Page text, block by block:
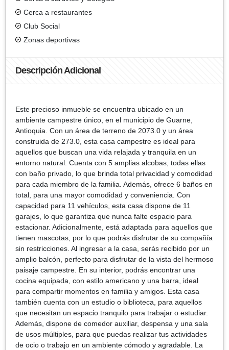
Cerca a restaurantes
Club Social
Zonas deportivas
Descripción Adicional
Este precioso inmueble se encuentra ubicado en un
ambiente campestre único, en el municipio de Guarne,
Antioquia. Con un área de terreno de 2073.0 y un área
construida de 273.0, esta casa campestre es ideal para
aquellos que buscan una vida relajada y tranquila en un
entorno natural. Cuenta con 5 amplias alcobas, todas ellas
con baño privado, lo que brinda total privacidad y comodidad
para cada miembro de la familia. Además, ofrece 6 baños en
total, para una mayor comodidad y conveniencia. Con
capacidad para 11 vehículos, esta casa dispone de 11
garajes, lo que garantiza que nunca falte espacio para
estacionar. Adicionalmente, está adaptada para aquellos que
tienen mascotas, por lo que podrás disfrutar de su compañía
sin restricciones. Al ingresar a la casa, serás recibido por un
amplio balcón, perfecto para disfrutar de la vista del hermoso
paisaje campestre. En su interior, podrás encontrar una
cocina equipada, con estilo americano y una barra, ideal
para compartir momentos en familia y amigos. Esta casa
también cuenta con un estudio o biblioteca, para aquellos
que necesitan un espacio tranquilo para trabajar o estudiar.
Además, dispone de comedor auxiliar, despensa y una sala
de usos múltiples, para que puedas realizar tus actividades
de ocio o trabajo en un ambiente cómodo y agradable. La